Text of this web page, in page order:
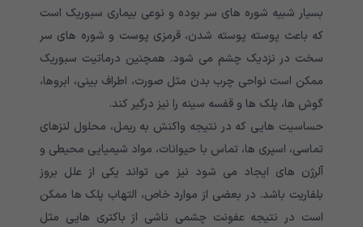
بسیار شبیه شوره های سر بوده و نوعی بیماری سبوریک است
که باعث پوسته پوسته شدن، قرمزی پوست و شوره های سر
سخت در نزدیک چشم می شود. همچنین درماتیت سبوریک
ممکن است نواحی چرب بدن مثل صورت، اطراف بینی، ابروها،
گوش ها، پلک ها و قفسه سینه را نیز درگیر کند.
حساسیت هایی که در نتیجه واکنش به ریمل، محلول لنزهای
تماسی، اسپری ها، تماس با حیوانات، مواد شیمیایی محیطی و
آلرژن های ایجاد می شود نیز می تواند یکی از علل بروز
بلفاریت باشد. در بعضی از موارد خاص، التهاب پلک ها ممکن
است در نتیجه عفونت چشمی ناشی از باکتری هایی مثل